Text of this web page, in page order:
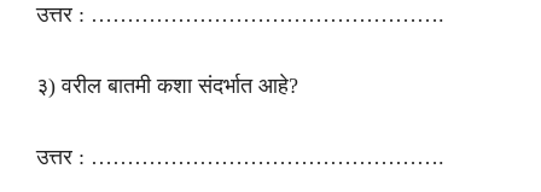
उत्तर : ………………………………………….
३) वरील बातमी कशा संदर्भात आहे?
उत्तर : ………………………………………….